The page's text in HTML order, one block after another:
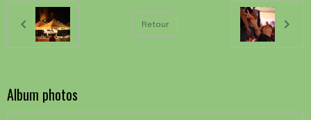
Retour
Album photos